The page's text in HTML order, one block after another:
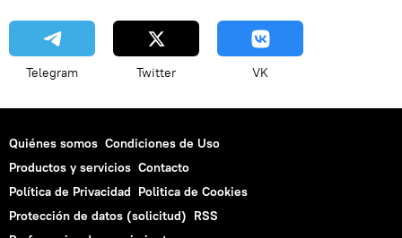
Telegram Twitter VK
Quiénes somos Condiciones de Uso
Productos y servicios Contacto
Política de Privacidad Politica de Cookies
Protección de datos (solicitud) RSS